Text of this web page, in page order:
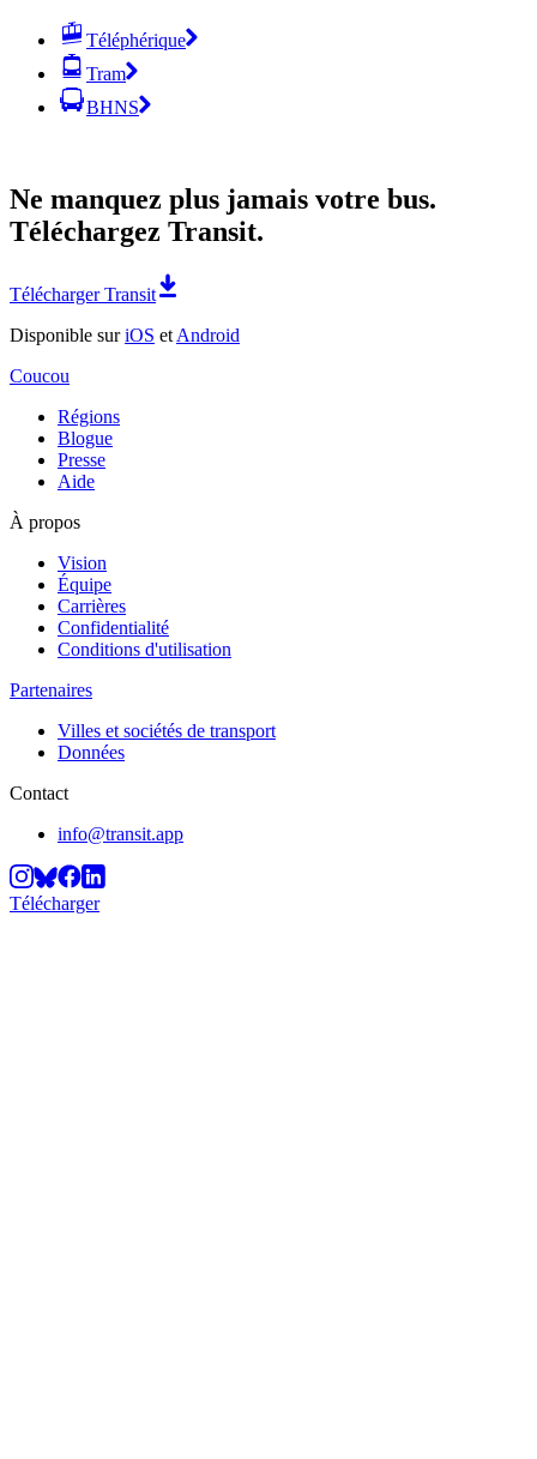
Téléphérique
Tram
BHNS
Ne manquez plus jamais votre bus.
Téléchargez Transit.
Télécharger Transit
Disponible suriOS et Android
Coucou
Régions
Blogue
Presse
Aide
À propos
Vision
Équipe
Carrières
Confidentialité
Conditions d'utilisation
Partenaires
Villes et sociétés de transport
Données
Contact
info@transit.app
Télécharger